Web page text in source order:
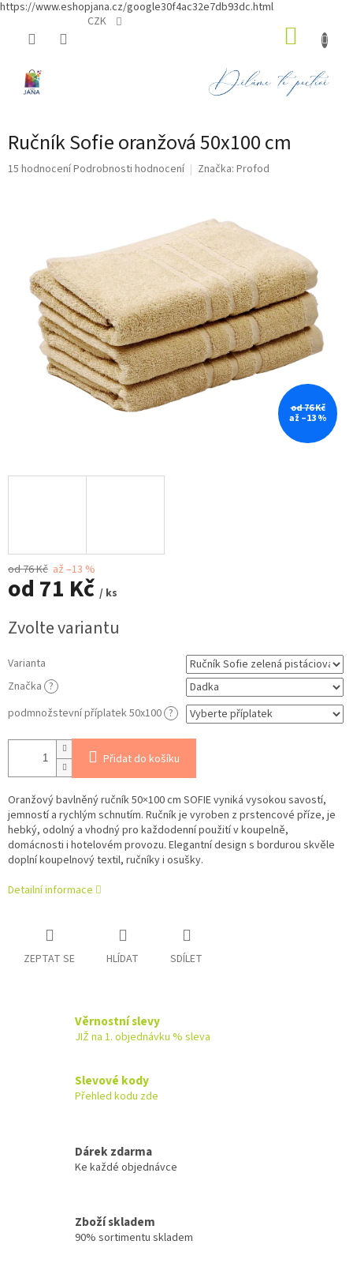
https://www.eshopjana.cz/google30f4ac32e7db93dc.html
CZK
Ručník Sofie oranžová 50x100 cm
Průměrné
hvězdiček.
15 hodnoceníPodrobnosti hodnocení Značka: Profod
od 76 Kč
až –13 %
od 76 Kč až –13 %
od 71 Kč / ks
cena:
Zvolte variantu
Varianta
Značka ?
podmnožstevní příplatek 50x100 ?
Přidat do košíku
Oranžový bavlněný ručník 50×100 cm SOFIE vyniká vysokou savostí,
jemností a rychlým schnutím. Ručník je vyroben z prstencové příze, je
hebký, odolný a vhodný pro každodenní použití v koupelně,
domácnosti i hotelovém provozu. Elegantní design s bordurou skvěle
doplní koupelnový textil, ručníky i osušky.
Detailní informace
ZEPTAT SE HLÍDAT SDÍLET
Věrnostní slevy
JIŽ na 1. objednávku % sleva
Slevové kody
Přehled kodu zde
Dárek zdarma
Ke každé objednávce
Zboží skladem
90% sortimentu skladem